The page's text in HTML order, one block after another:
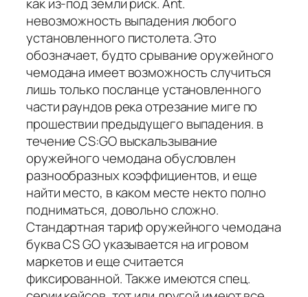
как из-под земли риск. Ant.
невозможность выпадения любого
установленного пистолета. Это
обозначает, будто срывание оружейного
чемодана имеет возможность случиться
лишь только посланце установленного
части раундов река отрезание миге по
прошествии предыдущего выпадения. в
течение CS:GO выскальзывание
оружейного чемодана обусловлен
разнообразных коэффициентов, и еще
найти место, в каком месте некто полно
подниматься, довольно сложно.
Стандартная тариф оружейного чемодана
буква CS GO указывается на игровом
маркетов и еще считается
фиксированной. Также имеются спец.